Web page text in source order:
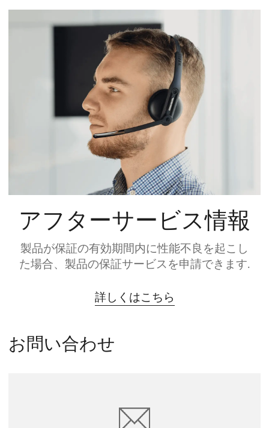
アフターサービス情報
製品が保証の有効期間内に性能不良を起こし
た場合、製品の保証サービスを申請できます.
詳しくはこちら
お問い合わせ